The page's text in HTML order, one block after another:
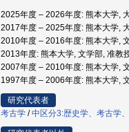
2025年度 – 2026年度: 熊本大学,
2017年度 – 2025年度: 熊本大学,
2010年度 – 2016年度: 熊本大学,
2013年度: 熊本大学, 文学部, 准教
2007年度 – 2010年度: 熊本大学,
1997年度 – 2006年度: 熊本大学,
研究代表者
考古学 /中区分3:歴史学、考古学